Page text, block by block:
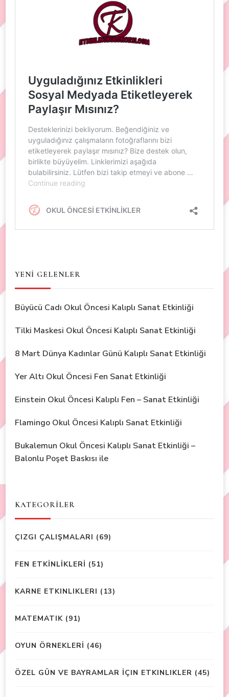
YENİ GELENLER
Büyücü Cadı Okul Öncesi Kalıplı Sanat Etkinliği
Tilki Maskesi Okul Öncesi Kalıplı Sanat Etkinliği
8 Mart Dünya Kadınlar Günü Kalıplı Sanat Etkinliği
Yer Altı Okul Öncesi Fen Sanat Etkinliği
Einstein Okul Öncesi Kalıplı Fen – Sanat Etkinliği
Flamingo Okul Öncesi Kalıplı Sanat Etkinliği
Bukalemun Okul Öncesi Kalıplı Sanat Etkinliği –
Balonlu Poşet Baskısı ile
KATEGORİLER
ÇIZGI ÇALIŞMALARI (69)
FEN ETKİNLİKLERİ (51)
KARNE ETKINLIKLERI (13)
MATEMATIK (91)
OYUN ÖRNEKLERİ (46)
ÖZEL GÜN VE BAYRAMLAR İÇIN ETKINLIKLER (45)